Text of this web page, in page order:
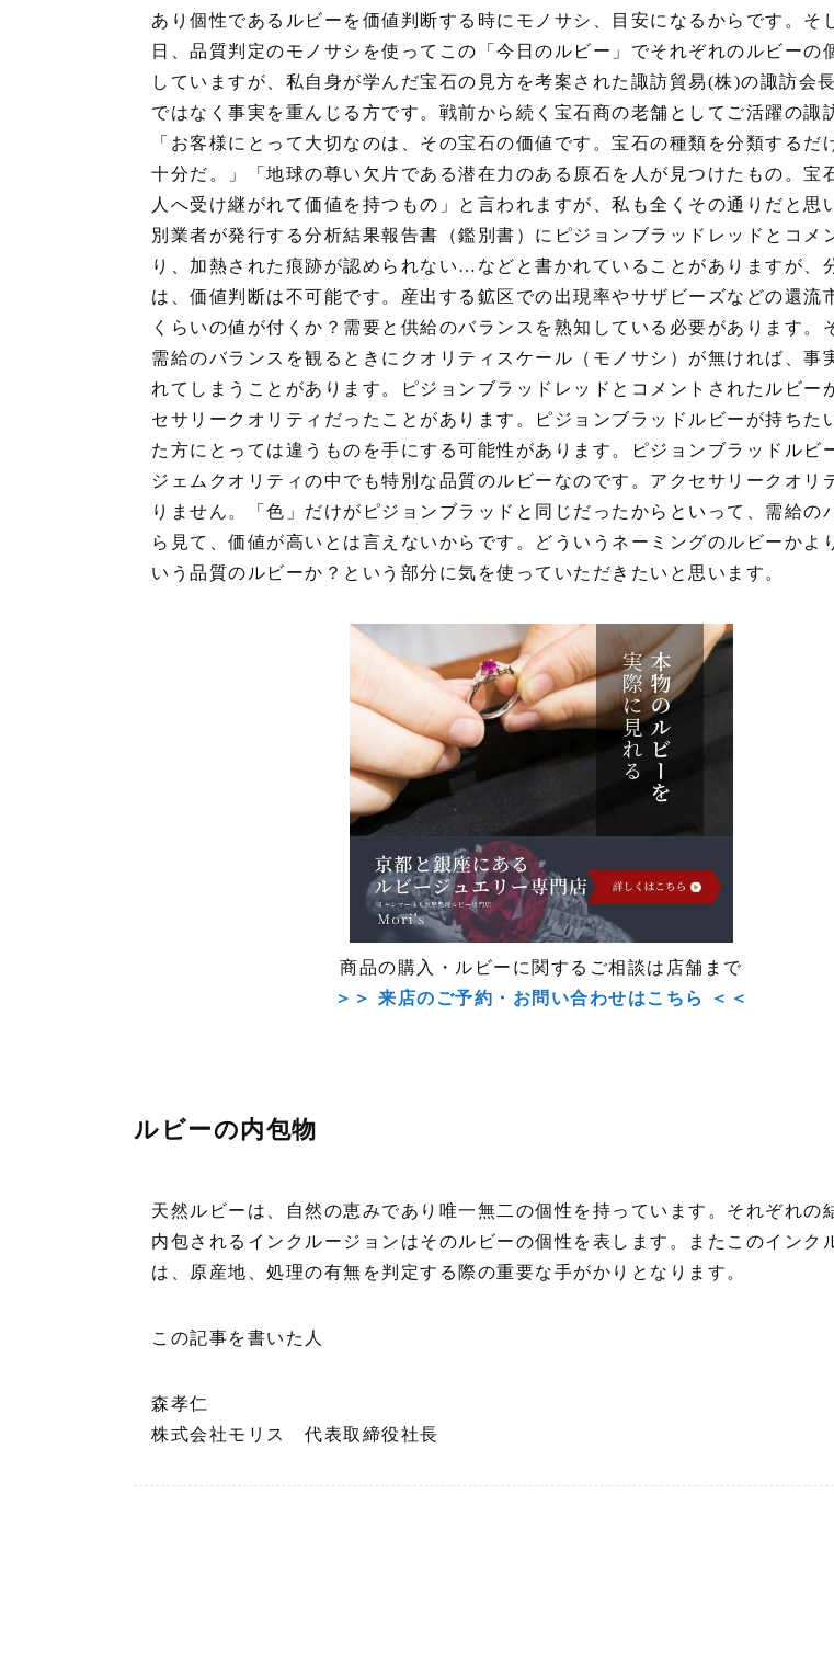
あり個性であるルビーを価値判断する時にモノサシ、目安になるからです。そ
日、品質判定のモノサシを使ってこの「今日のルビー」でそれぞれのルビーの
していますが、私自身が学んだ宝石の見方を考案された諏訪貿易(株)の諏訪会
ではなく事実を重んじる方です。戦前から続く宝石商の老舗としてご活躍の諏
「お客様にとって大切なのは、その宝石の価値です。宝石の種類を分類するだ
十分だ。」「地球の尊い欠片である潜在力のある原石を人が見つけたもの。宝
人へ受け継がれて価値を持つもの」と言われますが、私も全くその通りだと思
別業者が発行する分析結果報告書（鑑別書）にピジョンブラッドレッドとコメ
り、加熱された痕跡が認められない…などと書かれていることがありますが、
は、価値判断は不可能です。産出する鉱区での出現率やサザビーズなどの還流
くらいの値が付くか？需要と供給のバランスを熟知している必要があります。
需給のバランスを観るときにクオリティスケール（モノサシ）が無ければ、事
れてしまうことがあります。ピジョンブラッドレッドとコメントされたルビー
セサリークオリティだったことがあります。ピジョンブラッドルビーが持ちた
た方にとっては違うものを手にする可能性があります。ピジョンブラッドルビ
ジェムクオリティの中でも特別な品質のルビーなのです。アクセサリークオリ
りません。「色」だけがピジョンブラッドと同じだったからといって、需給の
ら見て、価値が高いとは言えないからです。どういうネーミングのルビーかよ
いう品質のルビーか？という部分に気を使っていただきたいと思います。
商品の購入・ルビーに関するご相談は店舗まで
＞＞ 来店のご予約・お問い合わせはこちら ＜＜
ルビーの内包物
天然ルビーは、自然の恵みであり唯一無二の個性を持っています。それぞれの
内包されるインクルージョンはそのルビーの個性を表します。またこのインク
は、原産地、処理の有無を判定する際の重要な手がかりとなります。
この記事を書いた人
森孝仁
株式会社モリス 代表取締役社長